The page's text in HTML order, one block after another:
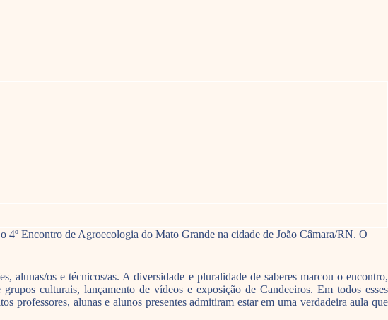
4º Encontro de Agroecologia do Mato Grande na cidade de João Câmara/RN. O
alunas/os e técnicos/as. A diversidade e pluralidade de saberes marcou o encontro,
culturais, lançamento de vídeos e exposição de Candeeiros. Em todos esses
professores, alunas e alunos presentes admitiram estar em uma verdadeira aula que